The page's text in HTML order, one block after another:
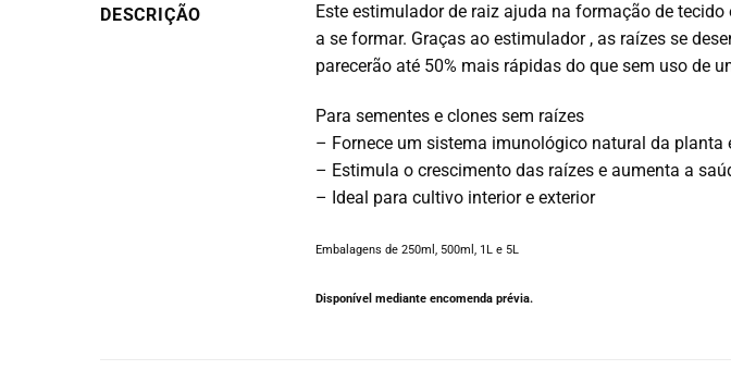
DESCRIÇÃO Esteestimulador de raiz ajuda na formação de tecido
a se formar. Graças ao estimulador, as raízes se
parecerão até 50% mais rápidas do que sem uso de
Para sementes e clones sem raízes
– Fornece um sistema imunológico natural da planta
– Estimula o crescimento das raízes e aumenta a
– Ideal para cultivo interior e exterior
Embalagens de 250ml, 500ml, 1L e 5L
Disponível mediante encomenda prévia.